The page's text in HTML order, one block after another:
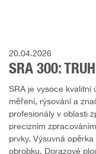
20.04.2026
SRA 300:
SRA je vysoce kvalitní
měření, rýsování a
profesionály v oblasti
precizním
prvky. Výsuvná
obrobku. Dorazové